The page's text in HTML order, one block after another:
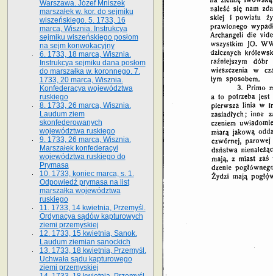
Warszawa. Józef Mniszek
marszałek w. kor. do sejmiku
wiszeńskiego. 5. 1733, 16
marca, Wisznia. Instrukcya
sejmiku wiszeńskiego posłom
na sejm konwokacyjny
6. 1733, 18 marca, Wisznia.
Instrukcya sejmiku dana posłom
do marszałka w. koronnego. 7.
1733, 20 marca, Wisznia.
Konfederacya województwa
ruskiego
8. 1733, 26 marca, Wisznia.
Laudum ziem
skonfederowanych
województwa ruskiego
9. 1733, 26 marca, Wisznia.
Marszałek konfederacyi
województwa ruskiego do
Prymasa
10. 1733, koniec marca, s. 1.
Odpowiedź prymasa na list
marszałka województwa
ruskiego
11. 1733, 14 kwietnia, Przemyśl.
Ordynacya sądów kapturowych
ziemi przemyskiej
12. 1733, 15 kwietnia, Sanok.
Laudum ziemian sanockich
13. 1733, 18 kwietnia, Przemyśl.
Uchwała sądu kapturowego
ziemi przemyskiej